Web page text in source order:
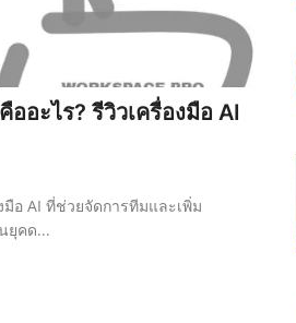
อะไร? รีวิวเครื่องมือ AI
มือ AI ที่ช่วยจัดการทีมและเพิ่ม
ยุคด...